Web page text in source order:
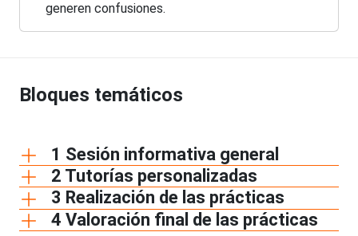
generen confusiones.
Bloques temáticos
1 Sesión informativa general
2 Tutorías personalizadas
3 Realización de las prácticas
4 Valoración final de las prácticas